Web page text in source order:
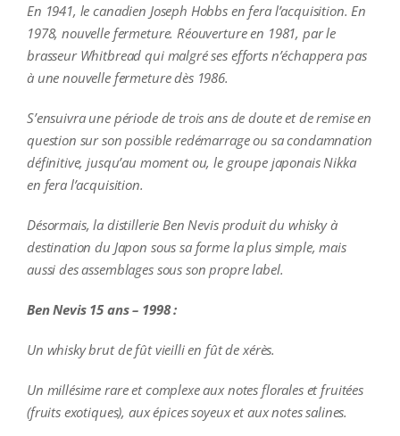
En 1941, le canadien Joseph Hobbs en fera l’acquisition. En
1978, nouvelle fermeture. Réouverture en 1981, par le
brasseur Whitbread qui malgré ses efforts n’échappera pas
à une nouvelle fermeture dès 1986.
S’ensuivra une période de trois ans de doute et de remise en
question sur son possible redémarrage ou sa condamnation
définitive, jusqu’au moment ou, le groupe japonais Nikka
en fera l’acquisition.
Désormais, la distillerie Ben Nevis produit du whisky à
destination du Japon sous sa forme la plus simple, mais
aussi des assemblages sous son propre label.
Ben Nevis 15 ans – 1998 :
Un whisky brut de fût vieilli en fût de xérès.
Un millésime rare et complexe aux notes florales et fruitées
(fruits exotiques), aux épices soyeux et aux notes salines.